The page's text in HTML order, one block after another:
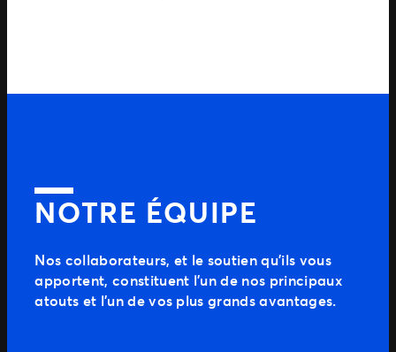
NOTRE ÉQUIPE
Nos collaborateurs, et le soutien qu’ils vous
apportent, constituent l’un de nos principaux
atouts et l’un de vos plus grands avantages.